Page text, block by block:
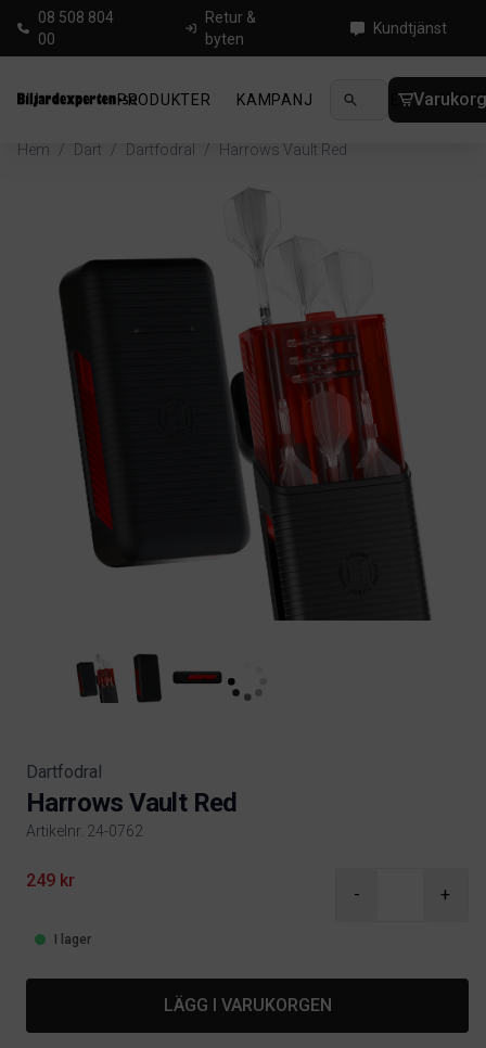
08 508 804
00
Retur &
byten
Kundtjänst
PRODUKTER KAMPANJ NYHETER
Hem / Dart / Dartfodral / Harrows Vault Red
Dartfodral
Harrows Vault Red
Artikelnr. 24-0762
Product information
249 kr
- +
I lager
LÄGG I VARUKORGEN